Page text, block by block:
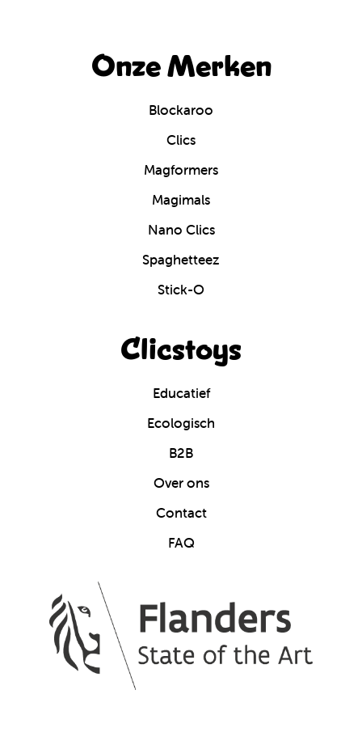
Onze Merken
Blockaroo
Clics
Magformers
Magimals
Nano Clics
Spaghetteez
Stick-O
Clicstoys
Educatief
Ecologisch
B2B
Over ons
Contact
FAQ